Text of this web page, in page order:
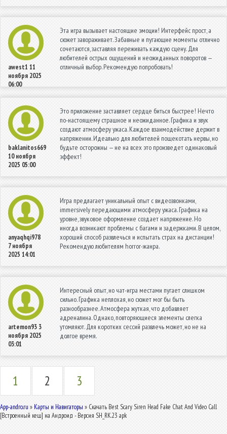
awest1 11
ноября 2025
06:00
Эта игра вызывает настоящие эмоции! Интерфейс прост, а
сюжет завораживает. Забавные и пугающие моменты отлично
сочетаются, заставляя переживать каждую сцену. Для
любителей острых ощущений и неожиданных поворотов —
отличный выбор. Рекомендую попробовать!
baklanitos669
10 ноября
2025 05:00
Это приложение заставляет сердце биться быстрее! Нечто
по-настоящему страшное и неожиданное. Графика и звук
создают атмосферу ужаса. Каждое взаимодействие держит в
напряжении. Идеально для любителей пощекотать нервы, но
будьте осторожны — не на всех это произведет одинаковый
эффект!
anyaqhqi978
7 ноября
2025 14:01
Игра предлагает уникальный опыт с видеозвонками,
immersively передающими атмосферу ужаса. Графика на
уровне, звуковое оформление создает напряжение. Но
иногда возникают проблемы с багами и задержками. В целом,
хороший способ развлечься и испытать страх на дистанции!
Рекомендую любителям horror-жанра.
artemon93 3
ноября 2025
03:01
Интересный опыт, но чат-игра местами пугает слишком
сильно. Графика неплохая, но сюжет мог бы быть
разнообразнее. Атмосфера жуткая, что добавляет
адреналина. Однако, повторяющиеся элементы слегка
утомляют. Для коротких сессий развлечь может, но не на
долгое время.
1 2 3
App-andro.ru » Карты и Навигаторы » Скачать Best Scary Siren Head Fake Chat And Video Call
[Встроенный кеш] на Андроид - Версия SH_RK.23 apk